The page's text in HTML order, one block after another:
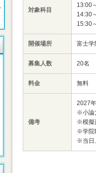
対象科目
13:00
14:30
15:30
開催場所 富士学
募集人数 20名
料金 無料
備考
2027
※小論
※模擬
※学院
※当日